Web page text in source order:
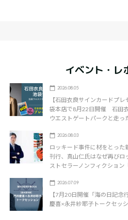
イベント・レ
2026.08.05
【石田衣良サインカードプ
袋本店で8月22日開催 石田
ウエストゲートパークと走っ
2026.08.03
ロッキード事件に材をとった
刊行、真山仁氏はなぜ再びロ
ストセラーノンフィクション
2026.07.09
【7月20日開催「海の日記
慶喜×永井紗耶子トークセッ